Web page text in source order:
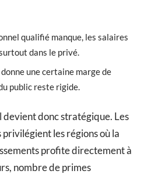
qualifié manque, les salaires
dans le privé.
donne une certaine marge de
public reste rigide.
devient donc stratégique. Les
les régions où la
profite directement à
nombre de primes